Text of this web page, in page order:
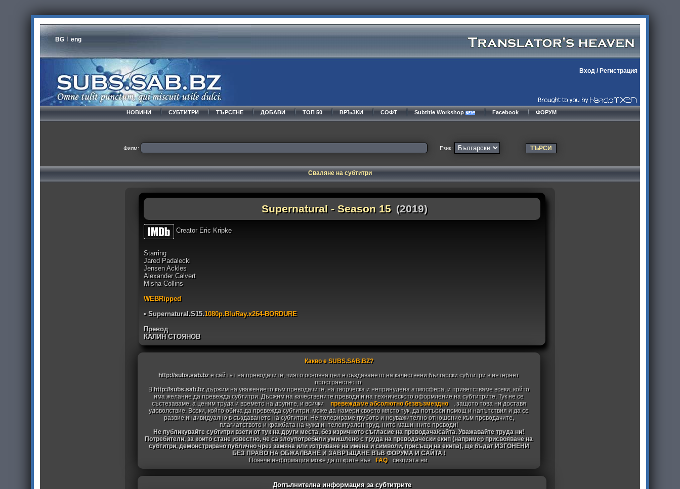
BG eng
Вход/ Регистрация
НОВИНИ СУБТИТРИ ТЪРСЕНЕ ДОБАВИ ТОП 50 ВРЪЗКИ СОФТ Subtitle Workshop Facebook ФОРУМ
Филм: Език:
Сваляне на субтитри
Supernatural - Season 15 (2019)
Creator Eric Kripke
Starring
Jared Padalecki
Jensen Ackles
Alexander Calvert
Misha Collins
WEBRipped
• Supernatural.S15.1080p.BluRay.x264-BORDURE
Превод
КАЛИН СТОЯНОВ
Какво е SUBS.SAB.BZ?
http://subs.sab.bzе сайтът на преводачите, чиято основна цел е създаването на качествени български субтитри в интернет
пространството.
В http://subs.sab.bzдържим на уважението към преводачите, на творческа и непринудена атмосфера, и приветстваме всеки, който
има желание да превежда субтитри. Държим на качествените преводи и на техническото оформление на субтитрите. Тук не се
състезаваме, а ценим труда и времето на другите, и всички
превеждаме абсолютно безвъзмездно
, защото това ни доставя
удоволствие. Всеки, който обича да превежда субтитри, може да намери своето място тук, да потърси помощ и напътствия и да се
развие индивидуално в създаването на субтитри. Не толерираме грубото и неуважително отношение към преводачите,
плагиатството и кражбата на чужд интелектуален труд, нито машинните преводи!
Не публикувайте субтитри взети от тук на други места, без изричното съгласие на преводача/сайта. Уважавайте труда ни!
Потребители, за които стане известно, че са злоупотребили умишлено с труда на преводачески екип (например присвояване на
субтитри, демонстрирано публично чрез замяна или изтриване на имена и символи, присъщи на екипа), ще бъдат ИЗГОНЕНИ
БЕЗ ПРАВО НА ОБЖАЛВАНЕ И ЗАВРЪЩАНЕ ВЪВ ФОРУМА И САЙТА !
Повече информация може да открите във
FAQ секцията ни.
Допълнителна информация за субтитрите